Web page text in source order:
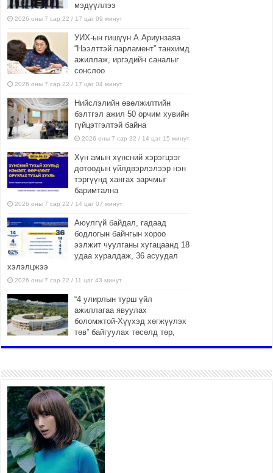
мэдүүллээ
2026 оны 7 сар 22 / 17 цаг 09 минут
УИХ-ын гишүүн А.Ариунзаяа
“Нээлттэй парламент” танхимд
ажиллаж, иргэдийн саналыг
сонслоо
2026 оны 7 сар 22 / 17 цаг 04 минут
Нийслэлийн өвөлжилтийн
бэлтгэл ажил 50 орчим хувийн
гүйцэтгэлтэй байна
2026 оны 7 сар 22 / 14 цаг 15 минут
Хүн амын хүнсний хэрэгцээг
дотоодын үйлдвэрлэлээр нэн
тэргүүнд хангах зарчмыг
баримтална
2026 оны 7 сар 22 / 14 цаг 07 минут
Аюулгүй байдал, гадаад
бодлогын байнгын хороо
ээлжит чуулганы хугацаанд 18
удаа хуралдаж, 36 асуудал
хэлэлцжээ
2026 оны 7 сар 22 / 11 цаг 43 минут
“4 улирлын турш үйл
ажиллагаа явуулах
боломжтой-Хүүхэд хөгжүүлэх
төв” байгуулах төсөлд төр,
Б.Пүрэвдагва: “Урт цагаан”-ыг
залуучууд чөлөөт цагаа
өнгөрүүлдэг, жуулчид зорьж
ирдэг цэг болгоно
2026 оны 7 сар 21 / 16 цаг 47 минут
Тусгай замын автобус /BRT/ төслийн удирдах
хорооны ээлжит хуралдаан боллоо